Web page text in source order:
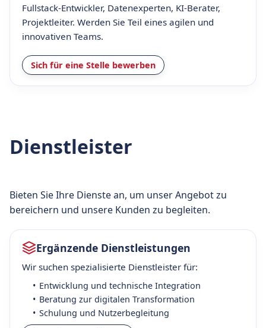
Fullstack-Entwickler, Datenexperten, KI-Berater,
Projektleiter. Werden Sie Teil eines agilen und
innovativen Teams.
Sich für eine Stelle bewerben
Dienstleister
Bieten Sie Ihre Dienste an, um unser Angebot zu
bereichern und unsere Kunden zu begleiten.
Ergänzende Dienstleistungen
Wir suchen spezialisierte Dienstleister für:
Entwicklung und technische Integration
Beratung zur digitalen Transformation
Schulung und Nutzerbegleitung